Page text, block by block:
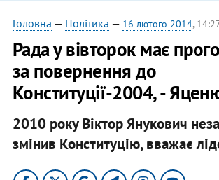
Головна — Політика — 16 лютого 2014,
Рада у вівторок має
за повернення до
Конституції-2004, -
2010 року Віктор Янукович
змінив Конституцію, вважає